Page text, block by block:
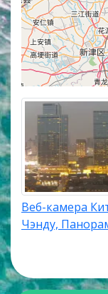
Чэнду.
Веб-камера
Чэнду,